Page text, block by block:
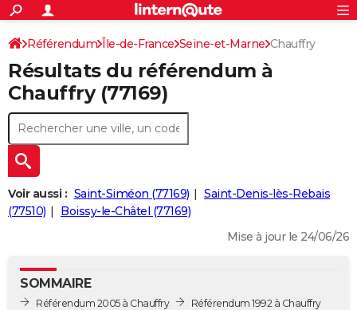
ACTUALITÉS
Politique
Société
Faits Divers
Education
Monde
Villes
+
SPORT
Coupe du monde 2026
Football
Tennis
Cyclisme
Rugby
Forum
CULTURE
Programme TV
TNT
Streaming
Cinéma
Sorties cinéma
Musique
+
FINANCE
Retraite
Impôts
Epargne
Immobilier
Risques naturels par ville
Banque
Assurance
Crédit
AUTO
Essais
Réserver un essai
Citadines
Berlines
SUV
Forum auto
+
HIGH-TECH
Mobiles
Meilleur smartphone
Internet
Ordinateurs
Jeux vidéo
Guide high-tech
+
BRICOLAGE
Guides de France
Escapades
Patrimoine
Expositions
Musées
Week-end nature
LIFESTYLE
Art de vivre
Bien-être
Loisirs
ModeModes de vie
Rechercher
S'inscrire
Connexion
Référendum Île-de-France Seine-et-Marne Chauffry
Résultats du référendum à
Chauffry (77169)
Voir aussi : Saint-Siméon (77169)
Saint-Denis-lès-Rebais
(77510)
Boissy-le-Châtel (77169)
Mise à jour le 24/06/26
SOMMAIRE
Référendum 2005 à Chauffry
Référendum 1992 à Chauffry